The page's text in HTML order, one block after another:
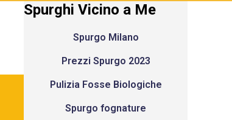
Spurghi Vicino a Me
Spurgo Milano
Prezzi Spurgo 2023
Pulizia Fosse Biologiche
Spurgo fognature